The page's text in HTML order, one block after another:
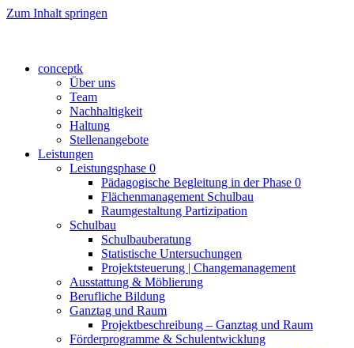
Zum Inhalt springen
conceptk
Über uns
Team
Nachhaltigkeit
Haltung
Stellenangebote
Leistungen
Leistungsphase 0
Pädagogische Begleitung in der Phase 0
Flächenmanagement Schulbau
Raumgestaltung Partizipation
Schulbau
Schulbauberatung
Statistische Untersuchungen
Projektsteuerung | Changemanagement
Ausstattung & Möblierung
Berufliche Bildung
Ganztag und Raum
Projektbeschreibung – Ganztag und Raum
Förderprogramme & Schulentwicklung